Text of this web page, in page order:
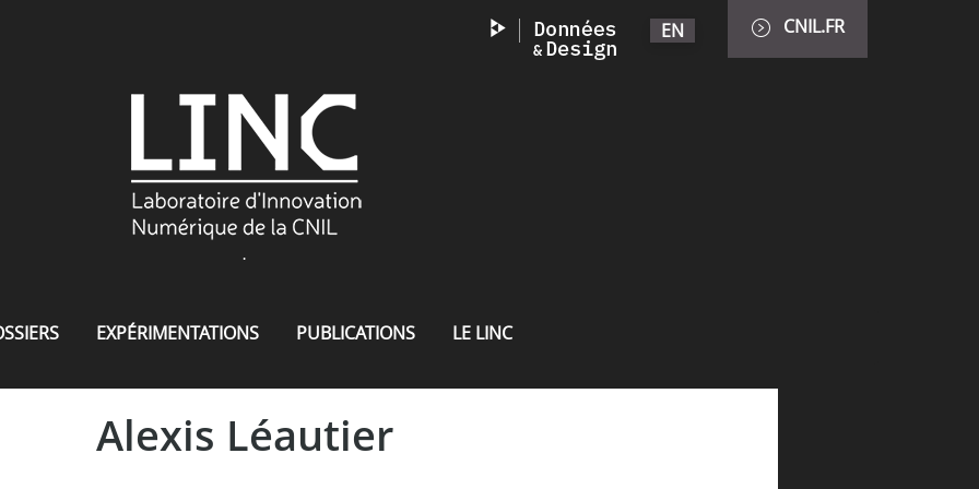
EN CNIL.FR
.
EXPÉRIMENTATIONS PUBLICATIONS LE LINC
Alexis Léautier